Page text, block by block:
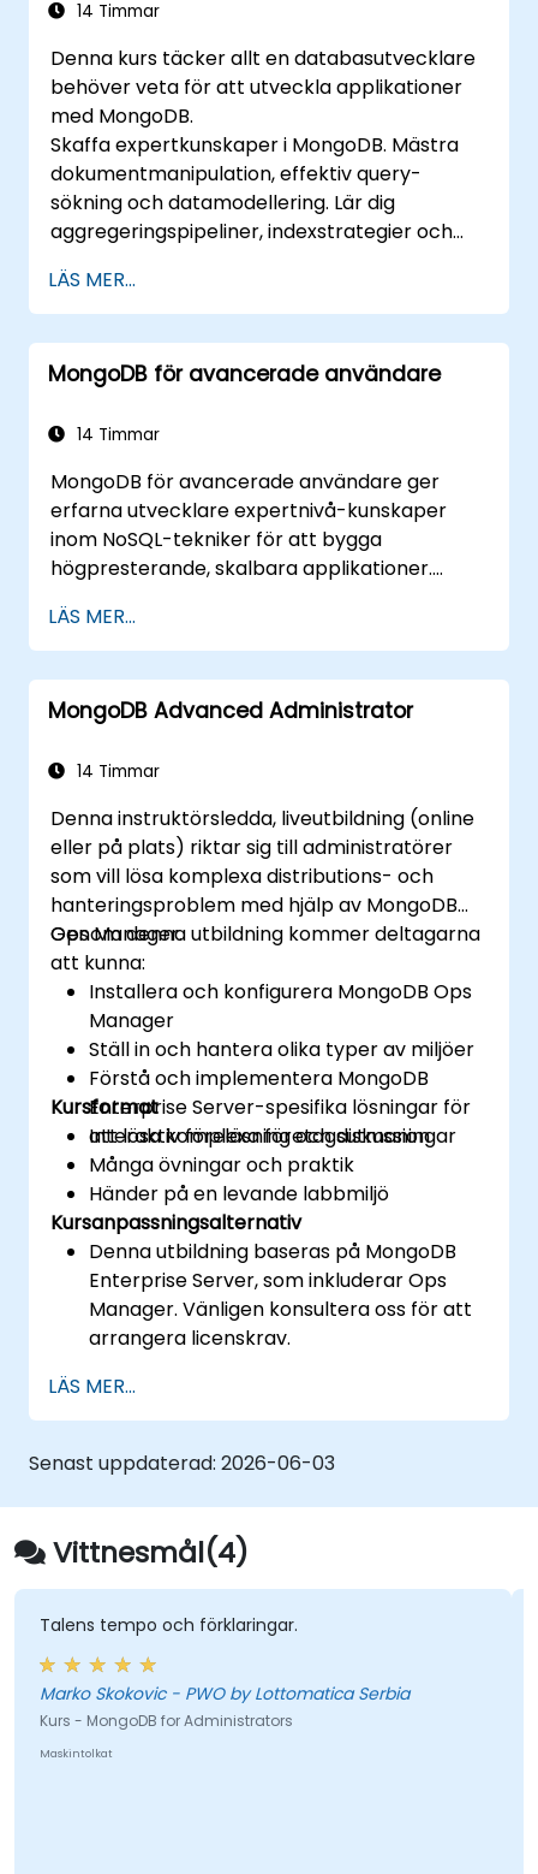
integrera med
(Munin, Nagios osv.)
Planera för säkerhetskopieringar och
hantera import och export av stora data.
Felsök de vanligaste utvecklarproblemen
och felscenarierna.
14 Timmar
Denna kurs täcker allt en databasutvecklare
behöver veta för att utveckla applikationer
med MongoDB.
Skaffa expertkunskaper i MongoDB. Mästra
dokumentmanipulation, effektiv query-
sökning och datamodellering. Lär dig
aggregeringspipeliner, indexstrategier och
NoSQL-applikationer.
LÄS MER...
MongoDB för avancerade användare
14 Timmar
MongoDB för avancerade användare ger
erfarna utvecklare expertnivå-kunskaper
inom NoSQL-tekniker för att bygga
högpresterande, skalbara applikationer.
avancerad datamanipulation, CRUD-
optimering, indexeringens innerfunktioner och
aggregationspipelines. Fördjupar sig i
praktiska tillvägagångssätt för replikering,
Säkerhet. Hjälper praktiker att implementera
automatiserade
säkerhetskopieringsstrategier och
övervakning för produktionsskaliga
distributioner.
LÄS MER...
MongoDB Advanced Administrator
14 Timmar
Denna instruktörsledda, liveutbildning (online
eller på plats) riktar sig till administratörer
som vill lösa komplexa distributions- och
hanteringsproblem med hjälp av MongoDB
Ops Manager.
Genom denna utbildning kommer deltagarna
att kunna:
Installera och konfigurera MongoDB Ops
Manager
Ställ in och hantera olika typer av miljöer
Förstå och implementera MongoDB
Enterprise Server-spesifika lösningar för
att lösa komplexa företagsutmaningar
Kursformat
Interaktiv föreläsning och diskussion
Många övningar och praktik
Händer på en levande labbmiljö
Kursanpassningsalternativ
Denna utbildning baseras på MongoDB
Enterprise Server, som inkluderar Ops
Manager. Vänligen konsultera oss för att
arrangera licenskrav.
denna kurs, vänligen kontakta oss för att
arrangera.
LÄS MER...
Senast uppdaterad: 2026-06-03
Vittnesmål(4)
Talens tempo och förklaringar.
Marko Skokovic - PWO by Lottomatica Serbia
Kurs - MongoDB for Administrators
Maskintolkat